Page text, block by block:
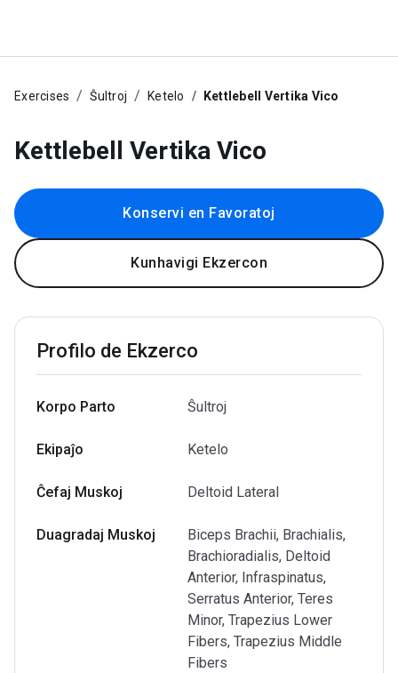
Exercises Ŝultroj Ketelo Kettlebell Vertika Vico
Kettlebell Vertika Vico
Konservi en Favoratoj
Kunhavigi Ekzercon
Profilo de Ekzerco
Korpo Parto Ŝultroj
Ekipaĵo Ketelo
Ĉefaj Muskoj Deltoid Lateral
Duagradaj Muskoj
Biceps Brachii, Brachialis,
Brachioradialis, Deltoid
Anterior, Infraspinatus,
Serratus Anterior, Teres
Minor, Trapezius Lower
Fibers, Trapezius Middle
Fibers